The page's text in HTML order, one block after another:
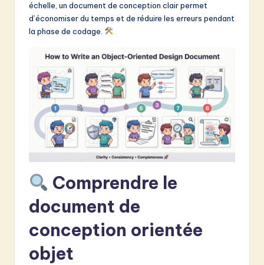
S
w
échelle, un document de conception clair permet
d’économiser du temps et de réduire les erreurs pendant
la phase de codage.
Comprendre le
document de
conception orientée
objet